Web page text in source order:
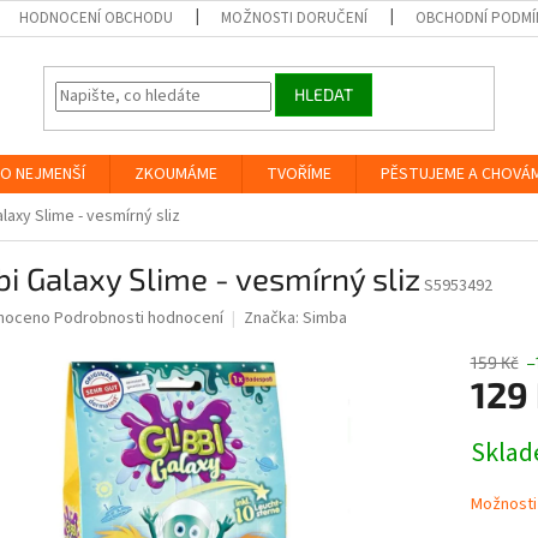
HODNOCENÍ OBCHODU MOŽNOSTI DORUČENÍ OBCHODNÍ
HLEDAT
NEJMENŠÍ ZKOUMÁME TVOŘÍME PĚSTUJEME A
Slime - vesmírný sliz
Galaxy Slime - vesmírný sliz S5953492
Podrobnosti hodnocení Značka: Simba
159 Kč
129
cena: